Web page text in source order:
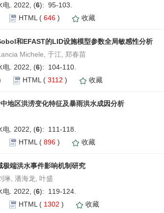
电. 2022, (6): 95-103.
HTML ( 646 ) 收藏
和EFAST的LID设施模型参数全局敏感性分析
Michele, 于江, 郑春苗
电. 2022, (6): 104-110.
HTML ( 3112 ) 收藏
地区洪涝变化特征及暴雨洪水成因分析
电. 2022, (6): 111-118.
HTML ( 896 ) 收藏
极端洪水事件影响机制研究
琳, 潘海龙, 叶盛
电. 2022, (6): 119-124.
HTML ( 1302 ) 收藏